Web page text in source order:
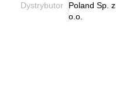
Dystrybutor
Poland Sp. z
o.o.